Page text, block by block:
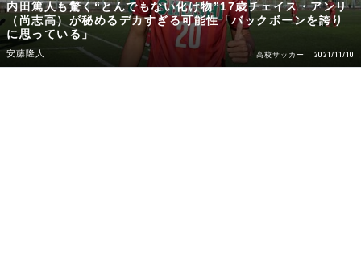
内田篤人も驚く“とんでもない化け物”17歳チェイス・アンリ
（尚志高）が秘めるデカすぎる可能性「バックボーンを誇り
に思っている」
安藤隆人 高校サッカー 2021/11/10